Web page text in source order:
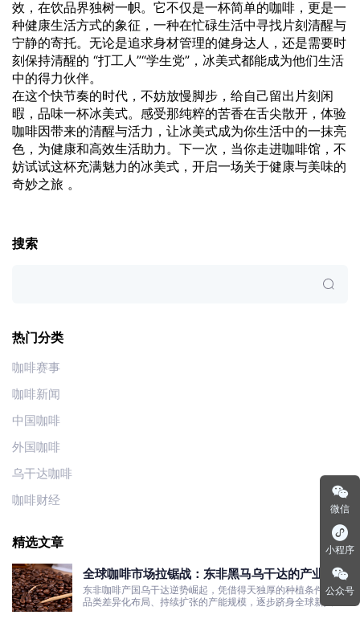
效，在饮品界独树一帜。它不仅是一杯简单的咖啡，更是一
种健康生活方式的象征，一种在忙碌生活中寻找片刻清醒与
宁静的寄托。无论是追求身材管理的健身达人，还是需要时
刻保持清醒的 “打工人”“学生党”，冰美式都能成为他们生活
中的得力伙伴。
在这个快节奏的时代，不妨放慢脚步，给自己留出片刻闲
暇，品味一杯冰美式。感受那纯粹的苦香在舌尖散开，体验
咖啡因带来的清醒与活力，让冰美式成为你生活中的一抹亮
色，为健康和高效生活助力。下一次，当你走进咖啡馆，不
妨试试这杯充满魅力的冰美式，开启一场关于健康与美味的
奇妙之旅 。
搜索
热门分类
咖啡赛事
咖啡新闻
中国咖啡
外国咖啡
乌干达咖啡
咖啡财经
精选文章
全球咖啡市场拉锯战：东非黑马乌干达的产业机遇
与发展真相
东非咖啡产国乌干达逆势崛起，凭借得天独厚的种植条件、双
品类差异化布局、持续扩张的产能规模，逐步跻身全球新兴咖
微信
小程序
公众号